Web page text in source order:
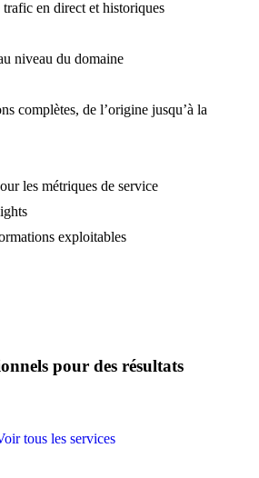
en direct et historiques
niveau du domaine
complètes, de l’origine jusqu’à la
les métriques de service
exploitables
pour des résultats
tous les services